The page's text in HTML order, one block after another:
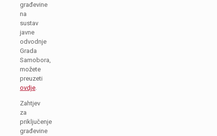
građevine
na
sustav
javne
odvodnje
Grada
Samobora,
možete
preuzeti
ovdje.
Zahtjev
za
priključenje
građevine